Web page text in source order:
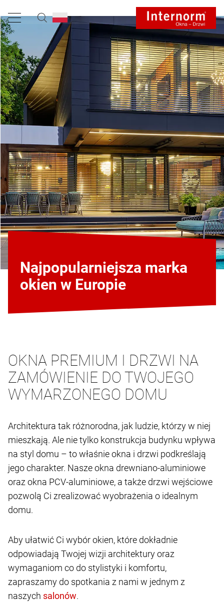
Najpopularniejsza marka
okien w Europie
OKNA PREMIUM I DRZWI NA
ZAMÓWIENIE DO TWOJEGO
WYMARZONEGO DOMU
Architektura tak różnorodna, jak ludzie, którzy w niej
mieszkają. Ale nie tylko konstrukcja budynku wpływa
na styl domu – to właśnie okna i drzwi podkreślają
jego charakter. Nasze okna drewniano-aluminiowe
oraz okna PCV-aluminiowe, a także drzwi wejściowe
pozwolą Ci zrealizować wyobrażenia o idealnym
domu.
Aby ułatwić Ci wybór okien, które dokładnie
odpowiadają Twojej wizji architektury oraz
wymaganiom co do stylistyki i komfortu,
zapraszamy do spotkania z nami w jednym z
naszych
.